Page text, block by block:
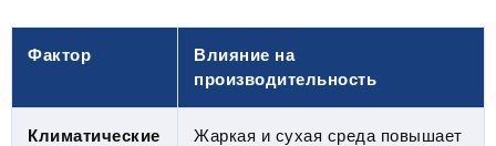
Фактор
Влияние на
производительность
Климатические
Жаркая и сухая среда повышает